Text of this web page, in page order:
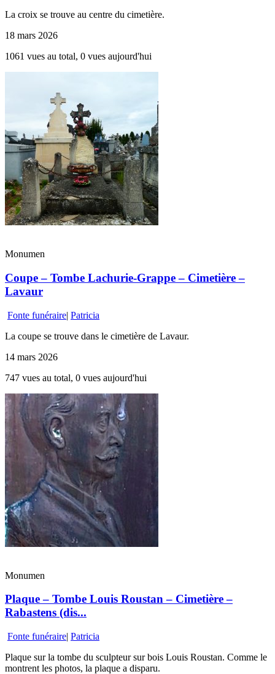
La croix se trouve au centre du cimetière.
18 mars 2026
1061 vues au total, 0 vues aujourd'hui
Monumen
Coupe – Tombe Lachurie-Grappe – Cimetière –
Lavaur
Fonte funéraire| Patricia
La coupe se trouve dans le cimetière de Lavaur.
14 mars 2026
747 vues au total, 0 vues aujourd'hui
Monumen
Plaque – Tombe Louis Roustan – Cimetière –
Rabastens (dis...
Fonte funéraire| Patricia
Plaque sur la tombe du sculpteur sur bois Louis Roustan. Comme le
montrent les photos, la plaque a disparu.